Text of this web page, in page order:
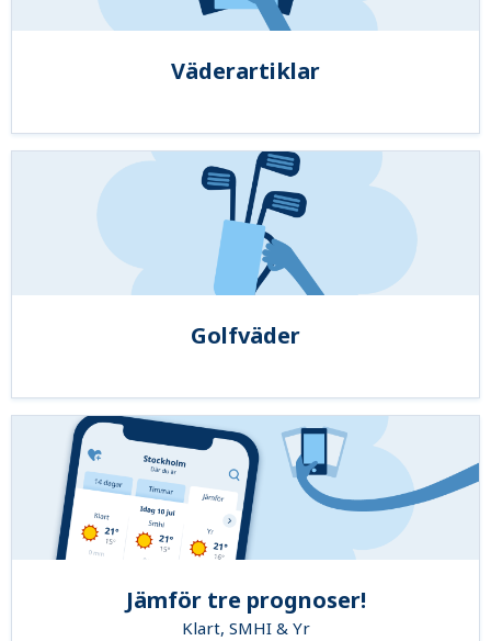
Väderartiklar
Golfväder
Jämför tre prognoser!
Klart, SMHI & Yr